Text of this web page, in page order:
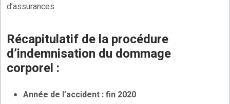
d’assurances.
Récapitulatif de la procédure
d’indemnisation du dommage
corporel :
Année de l’accident : fin 2020